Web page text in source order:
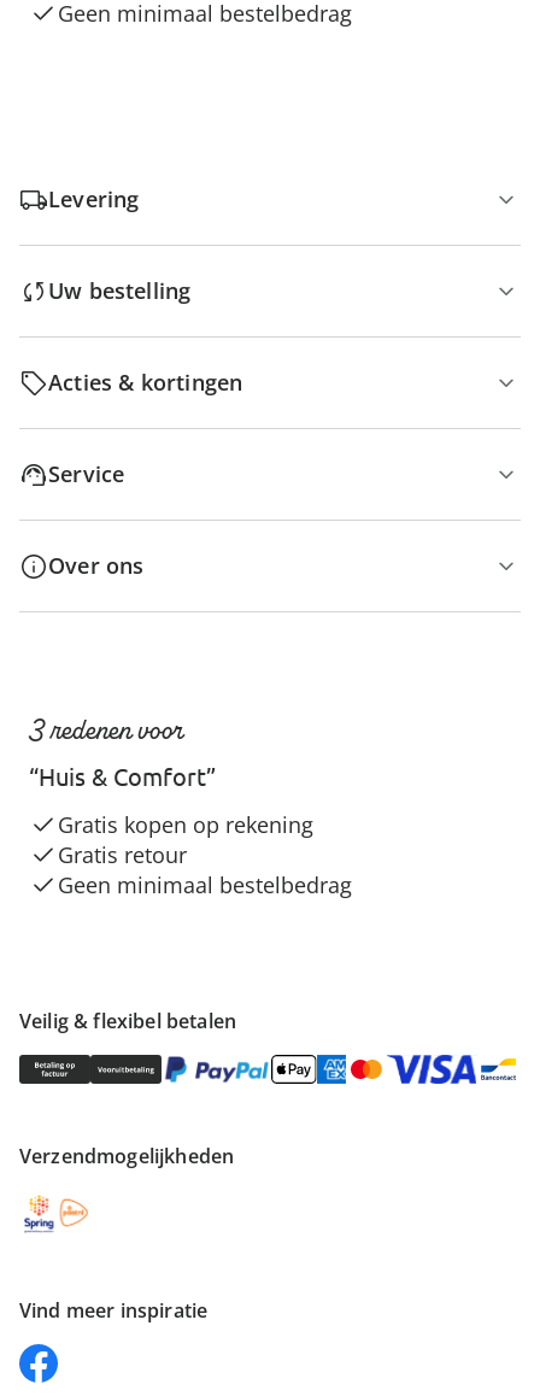
Geen minimaal bestelbedrag
Levering
Uw bestelling
Acties & kortingen
Service
Over ons
Veilig & flexibel betalen
Verzendmogelijkheden
Vind meer inspiratie
3 redenen voor
“Huis & Comfort”
Gratis kopen op rekening
Gratis retour
Geen minimaal bestelbedrag